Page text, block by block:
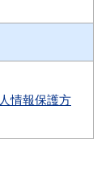
情報保護方